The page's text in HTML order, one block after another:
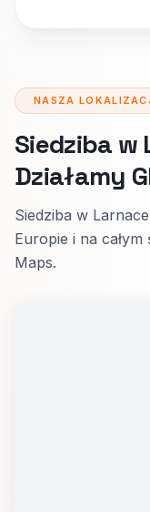
NASZA
Siedziba w
Działamy
Siedziba w
Europie i na
Maps.